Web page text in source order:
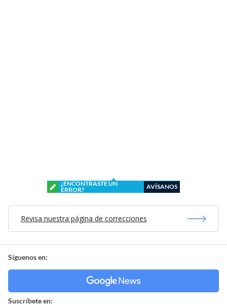
¿ENCONTRASTE UN
ERROR?
AVÍSANOS
Revisa nuestra página de correcciones
Síguenos en:
Suscríbete en: